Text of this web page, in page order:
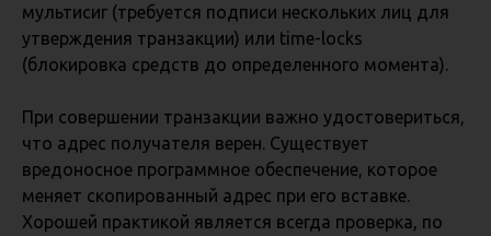
мультисиг (требуется подписи нескольких лиц для
утверждения транзакции) или time-locks
(блокировка средств до определенного момента).
При совершении транзакции важно удостовериться,
что адрес получателя верен. Существует
вредоносное программное обеспечение, которое
меняет скопированный адрес при его вставке.
Хорошей практикой является всегда проверка, по